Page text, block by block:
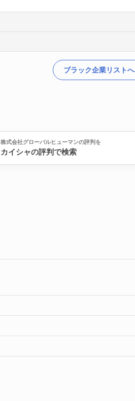
ブラック企業リストへ
株式会社グローバルヒューマンの評判を
カイシャの評判で検索